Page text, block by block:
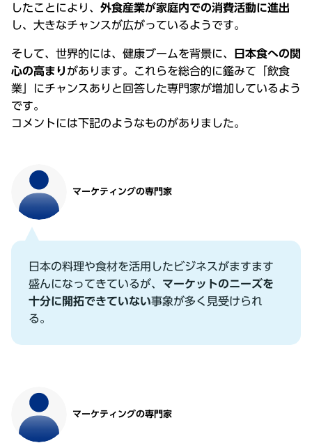
したことにより、 外⾷産業が家庭内での消費活動に進出
し、⼤きなチャンスが広がっているようです。
そして、世界的には、健康ブームを背景に、
⽇本⾷への関
⼼の⾼まり があります。これらを総合的に鑑みて「飲⾷
業」にチャンスありと回答した専⾨家が増加しているよう
です。
コメントには下記のようなものがありました。
マーケティングの専⾨家
⽇本の料理や⾷材を活⽤したビジネスがますます
盛んになってきているが、 マーケットのニーズを
⼗分に開拓できていない事象が多く⾒受けられ
る。
マーケティングの専⾨家